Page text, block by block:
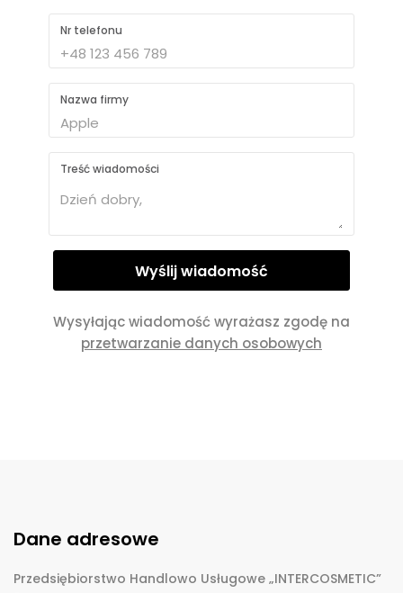
Nr telefonu
Nazwa firmy
Treść wiadomości
Wysyłając wiadomość wyrażasz zgodę na
przetwarzanie danych osobowych
Dane adresowe
Przedsiębiorstwo Handlowo Usługowe „INTERCOSMETIC”